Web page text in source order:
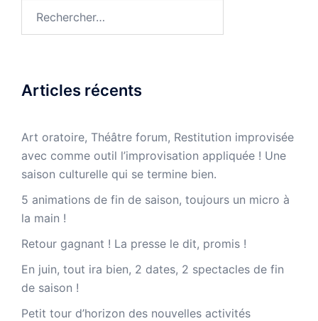
Articles récents
Art oratoire, Théâtre forum, Restitution improvisée
avec comme outil l’improvisation appliquée ! Une
saison culturelle qui se termine bien.
5 animations de fin de saison, toujours un micro à
la main !
Retour gagnant ! La presse le dit, promis !
En juin, tout ira bien, 2 dates, 2 spectacles de fin
de saison !
Petit tour d’horizon des nouvelles activités